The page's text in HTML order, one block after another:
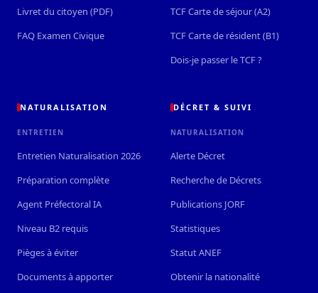
Livret du citoyen (PDF)
FAQ Examen Civique
TCF Carte de séjour (A2)
TCF Carte de résident (B1)
Dois-je passer le TCF ?
NATURALISATION
ENTRETIEN
Entretien Naturalisation 2026
Préparation complète
Agent Préfectoral IA
Niveau B2 requis
Pièges à éviter
Documents à apporter
DÉCRET & SUIVI
NATURALISATION
Alerte Décret
Recherche de Décrets
Publications JORF
Statistiques
Statut ANEF
Obtenir la nationalité